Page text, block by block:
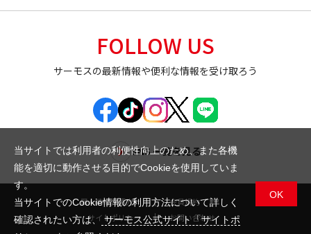
FOLLOW US
サーモスの最新情報や便利な情報を受け取ろう
SNS 一覧を見る
個人情報保護方針
会員規約
サイトポリシー
お問い合わせ
当サイトでは利用者の利便性向上のため、また各機
能を適切に動作させる目的でCookieを使用していま
す。
当サイトでのCookie情報の利用方法について詳しく
確認されたい方は、サーモス公式サイト「サイトポ
OK